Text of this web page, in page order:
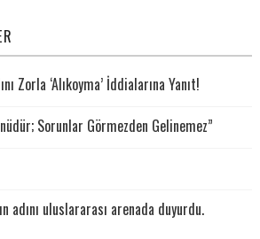
Zorla ‘Alıkoyma’ İddialarına Yanıt!
Sorunlar Görmezden Gelinemez”
adını uluslararası arenada duyurdu.